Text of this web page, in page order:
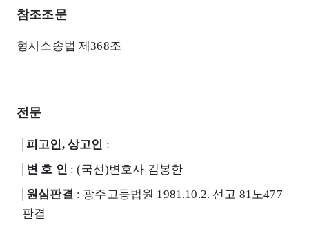
참조조문
형사소송법 제368조
전문
피고인, 상고인 :
변 호 인 : (국선)변호사 김봉한
원심판결 : 광주고등법원 1981.10.2. 선고 81노477
판결